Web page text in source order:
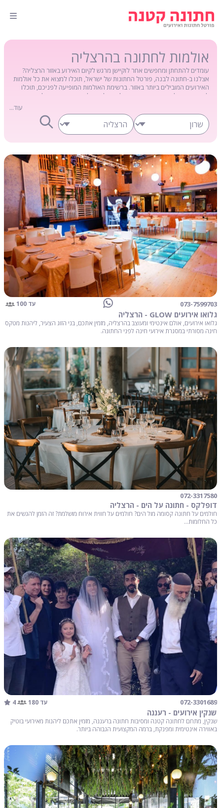
אולמות לחתונה בהרצליה
עומדים להתחתן ומחפשים אחר לוקיישן מרגש לקיום האירוע באזור הרצליה?
אצלנו ב-חתונה לבנה, פורטל החתונות של ישראל, תוכלו למצוא את כל אולמות
האירועים המובילים ביותר באזור. ברשימת האולמות המופיעה לפניכם, תוכלו
להתעדכן בכל השירותים המוצעים לכם על ידי כל אחד ואחד מהאולמות
המעודכנת בכל אחד מדפי המידע. כנסו עכשיו וגם אתם תוכלו להתחיל לתכנן
את האירוע הגדול...
עוד...
073-7599703 עד 100
גלואו אירועים GLOW - הרצליה
גלואו אירועים, אולם אינטימי ומעוצב בהרצליה, מזמין אתכם, בני הזוג הצעיר, ליהנות מטקס
חינה מסורתי במסגרת אירועי חינה לפני החתונה.
072-3317580
דופלקס - חתונה על הים - הרצליה
חולמים על חתונה קסומה מול הים? חולמים על חווית אירוח מושלמת? זה הזמן להגשים את
כל החלומות...
072-3301689 עד 180 4
שנקין אירועים - רעננה
שנקין, מתחם לחתונה קטנה ומסיבות חתונה ברעננה, מזמין אתכם ליהנות מאירועי בוטיק
באווירה אינטימית ומפנקת, ברמה המקצועית הגבוהה ביותר.